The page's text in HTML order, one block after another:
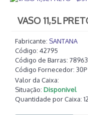
VASO 11,5L
Fabricante: SANTANA
Código: 42795
Código de Barras:
Código Fornecedor: 30P
Valor da Caixa:
Situação: Disponivel
Quantidade por Caixa: 12